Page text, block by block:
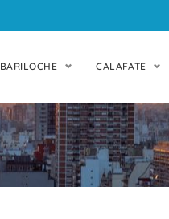
BARILOCHE CALAFATE